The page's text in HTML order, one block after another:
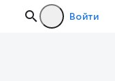
Войти